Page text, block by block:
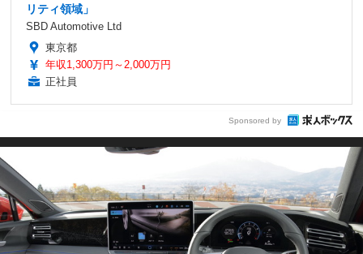
リティ領域」
SBD Automotive Ltd
東京都
年収1,300万円～2,000万円
正社員
Sponsored by